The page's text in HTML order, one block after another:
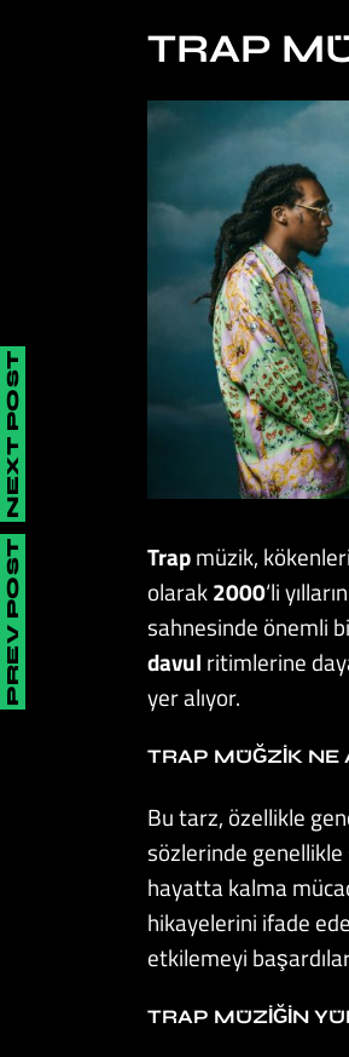
TRAP
Trapmüzik,
olarak2000‘li
sahnesinde önemli
davul ritimlerine
yer alıyor.
TRAP MÜĞZIK NE
Bu tarz, özellikle
sözlerinde genellikle
hayatta kalma
hikayelerini ifade
etkilemeyi
TRAP MÜZIĞIN
PREV POST
NEXT POST